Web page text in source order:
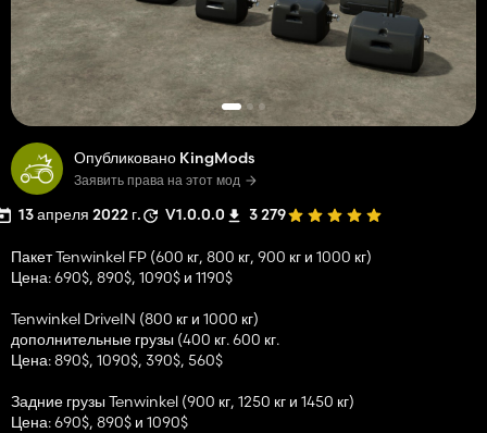
Опубликовано KingMods
Заявить права на этот мод
13 апреля 2022 г. V1.0.0.0 3 279
Пакет Tenwinkel FP (600 кг, 800 кг, 900 кг и 1000 кг)
Цена: 690$, 890$, 1090$ и 1190$
Tenwinkel DriveIN (800 кг и 1000 кг)
дополнительные грузы (400 кг. 600 кг.
Цена: 890$, 1090$, 390$, 560$
Задние грузы Tenwinkel (900 кг, 1250 кг и 1450 кг)
Цена: 690$, 890$ и 1090$